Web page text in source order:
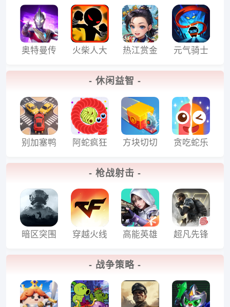
奥特曼传
火柴人大
热江赏金
元气骑士
- 休闲益智 -
别加塞鸭
阿蛇疯狂
方块切切
贪吃蛇乐
- 枪战射击 -
暗区突围
穿越火线
高能英雄
超凡先锋
- 战争策略 -